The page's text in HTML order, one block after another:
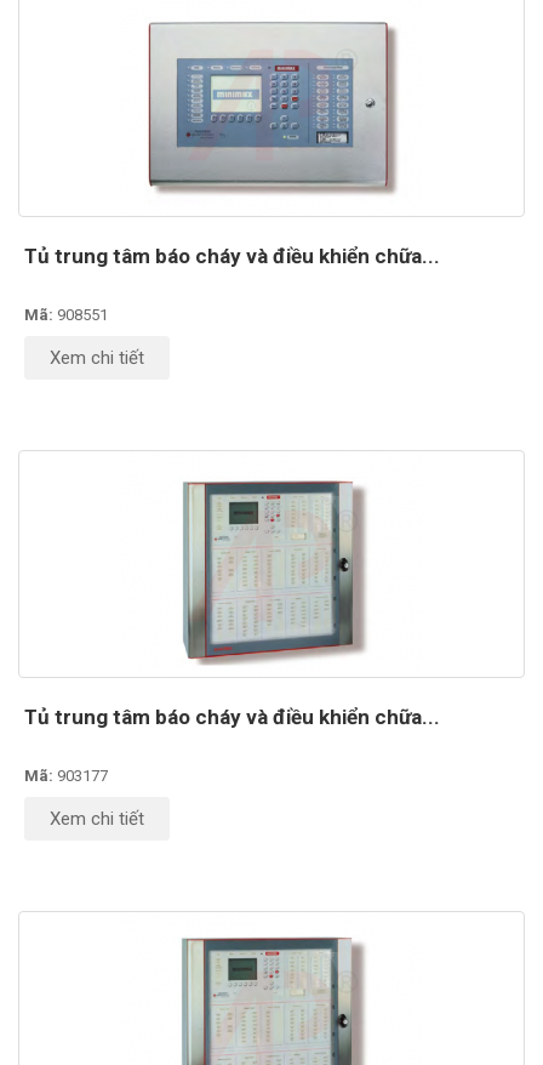
Tủ trung tâm báo cháy và điều khiển chữa...
Mã: 908551
Xem chi tiết
Tủ trung tâm báo cháy và điều khiển chữa...
Mã: 903177
Xem chi tiết